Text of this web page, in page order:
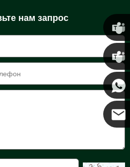
нам запрос
Крис
Кенни